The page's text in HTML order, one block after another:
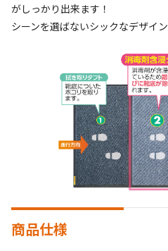
がしっかり出来ます！
シーンを選ばないシックなデザイン
商品仕様